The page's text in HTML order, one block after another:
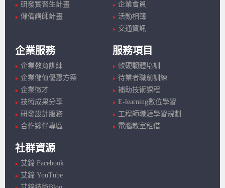
研發實習生計畫
儲備講師計畫
企業會員
活動相簿
交通資訊
企業服務
企業教育訓練
企業儲值優惠方案
企業徵才
技術成果分享
研發設計服務
合作夥伴專區
服務項目
軟硬韌體培訓
待業者職前訓練
補助技術課程
E-learning數位學習
工程師職涯學習規劃
電腦教室租借
社群資源
艾鍗 Facebook
艾鍗 YouTube